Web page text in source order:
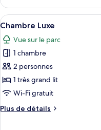
le
type
de
chambre
Chambre
Luxe
Afficher
toutes
les
photos
pour
ce
type
chambre :
7
Chambre Luxe
Vue sur le parc
1 chambre
2 personnes
1 très grand lit
Wi-Fi gratuit
Plus de détails
Plus